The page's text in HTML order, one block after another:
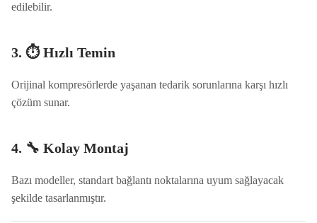
edilebilir.
3. ⏱️ Hızlı Temin
Orijinal kompresörlerde yaşanan tedarik sorunlarına karşı hızlı
çözüm sunar.
4. 🔧 Kolay Montaj
Bazı modeller, standart bağlantı noktalarına uyum sağlayacak
şekilde tasarlanmıştır.